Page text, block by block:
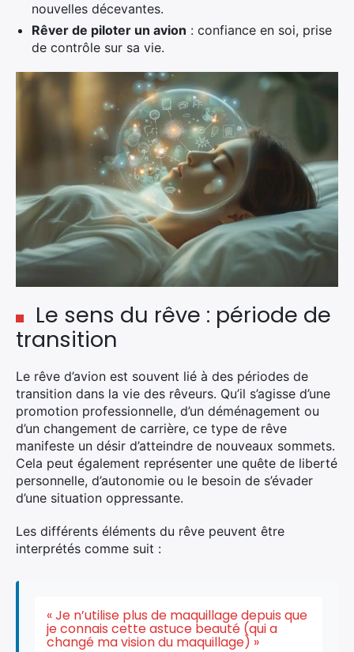
nouvelles décevantes.
Rêver de piloter un avion : confiance en soi, prise
de contrôle sur sa vie.
Le sens du rêve : période de
transition
Le rêve d’avion est souvent lié à des périodes de
transition dans la vie des rêveurs. Qu’il s’agisse d’une
promotion professionnelle, d’un déménagement ou
d’un changement de carrière, ce type de rêve
manifeste un désir d’atteindre de nouveaux sommets.
Cela peut également représenter une quête de liberté
personnelle, d’autonomie ou le besoin de s’évader
d’une situation oppressante.
Les différents éléments du rêve peuvent être
interprétés comme suit :
« Je n’utilise plus de maquillage depuis que
je connais cette astuce beauté (qui a
changé ma vision du maquillage) »